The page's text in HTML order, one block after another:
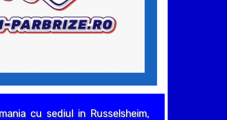
cu sediul in Russelsheim,